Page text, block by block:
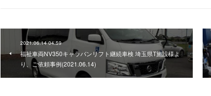
2021.06.14 04:59
福祉車両NV350キャラバンリフト継続車検 埼玉県T施設様よ
り、ご依頼事例(2021.06.14)